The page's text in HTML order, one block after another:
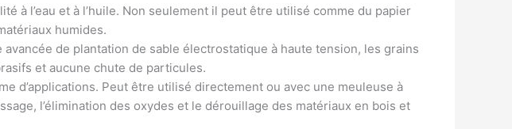
à l’eau et à l’huile. Non seulement il peut être utilisé comme du papier
humides.
de plantation de sable électrostatique à haute tension, les grains
et aucune chute de particules.
d’applications. Peut être utilisé directement ou avec une meuleuse à
l’élimination des oxydes et le dérouillage des matériaux en bois et